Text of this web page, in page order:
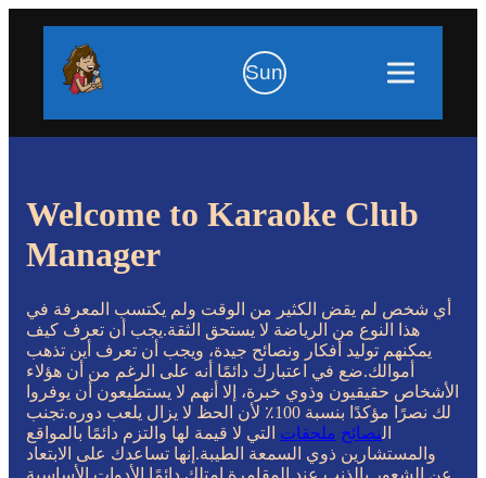
Sun
Welcome to Karaoke Club
Manager
أي شخص لم يقض الكثير من الوقت ولم يكتسب المعرفة في
هذا النوع من الرياضة لا يستحق الثقة.يجب أن تعرف كيف
يمكنهم توليد أفكار ونصائح جيدة، ويجب أن تعرف أين تذهب
أموالك.ضع في اعتبارك دائمًا أنه على الرغم من أن هؤلاء
الأشخاص حقيقيون وذوي خبرة، إلا أنهم لا يستطيعون أن يوفروا
لك نصرًا مؤكدًا بنسبة 100٪ لأن الحظ لا يزال يلعب دوره.تجنب
النصائح ملحقات التي لا قيمة لها والتزم دائمًا بالمواقع
والمستشارين ذوي السمعة الطيبة.إنها تساعدك على الابتعاد
عن الشعور بالذنب عند المقامرة.امتلك دائمًا الأدوات الأساسية